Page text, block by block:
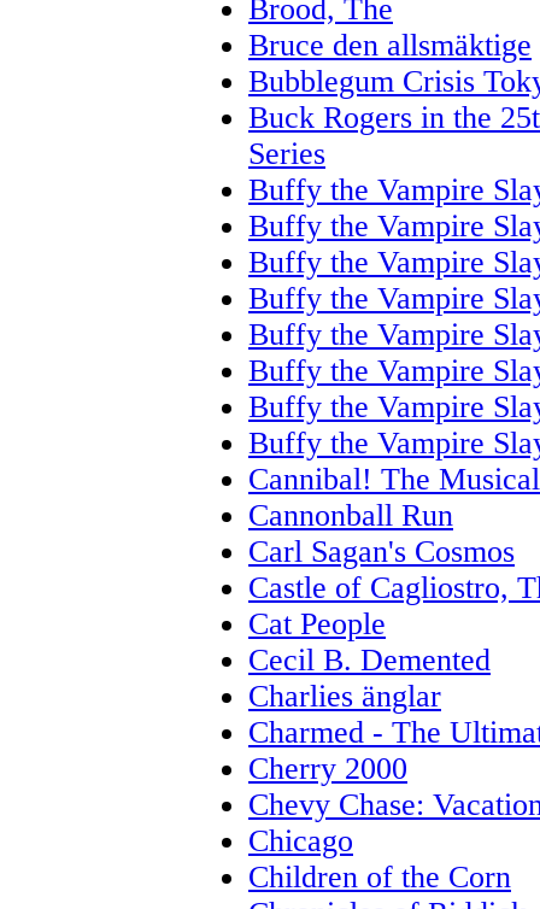
Brood, The
Bruce den allsmäktige
Bubblegum Crisis
Buck Rogers in the
Series
Buffy the Vampire
Buffy the Vampire
Buffy the Vampire
Buffy the Vampire
Buffy the Vampire
Buffy the Vampire
Buffy the Vampire
Buffy the Vampire
Cannibal! The Musical
Cannonball Run
Carl Sagan's Cosmos
Castle of Cagliostro,
Cat People
Cecil B. Demented
Charlies änglar
Charmed - The
Cherry 2000
Chevy Chase:
Chicago
Children of the Corn